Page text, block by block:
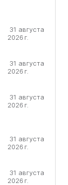
31 августа
2026 г.
31 августа
2026 г.
31 августа
2026 г.
31 августа
2026 г.
31 августа
2026 г.